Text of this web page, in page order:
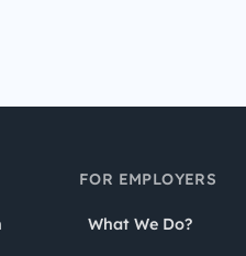
FOR EMPLOYERS
What We Do?